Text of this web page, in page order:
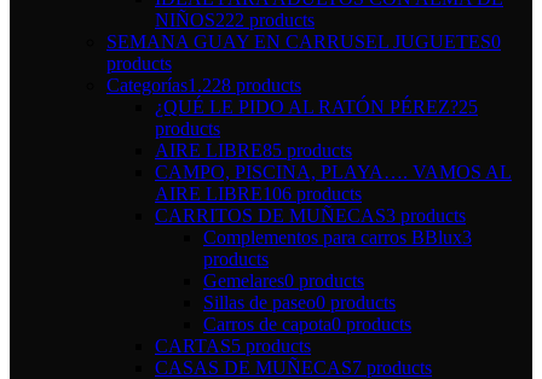
NIÑOS222 products
SEMANA GUAY EN CARRUSEL JUGUETES0
products
Categorías1.228 products
¿QUÉ LE PIDO AL RATÓN PÉREZ?25
products
AIRE LIBRE85 products
CAMPO, PISCINA, PLAYA…. VAMOS AL
AIRE LIBRE106 products
CARRITOS DE MUÑECAS3 products
Complementos para carros BBlux3
products
Gemelares0 products
Sillas de paseo0 products
Carros de capota0 products
CARTAS5 products
CASAS DE MUÑECAS7 products